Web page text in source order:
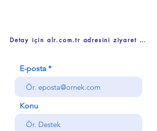
Detay için alr.com.tr adresini ziyaret ediniz
E-posta
Konu